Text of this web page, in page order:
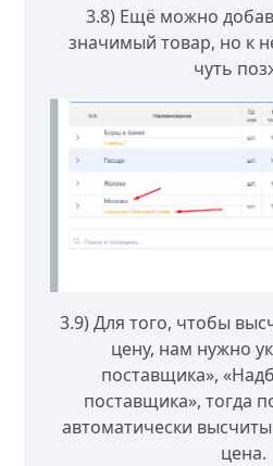
3.8) Ещё можно
значимый товар, но к
чуть
3.9) Для того, чтобы
цену, нам нужно
поставщика»,
поставщика», тогда
автоматически
цена.